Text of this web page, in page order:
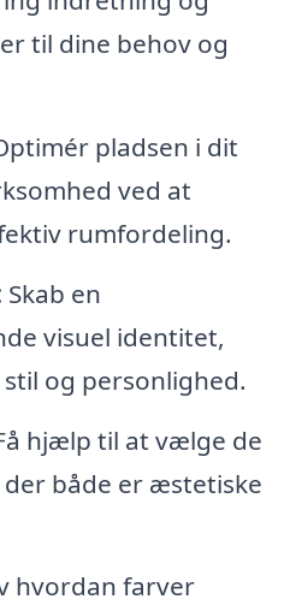
til dine behov og
pladsen i dit
ved at
rumfordeling.
Skab en
visuel identitet,
og personlighed.
hjælp til at vælge de
både er æstetiske
hvordan farver